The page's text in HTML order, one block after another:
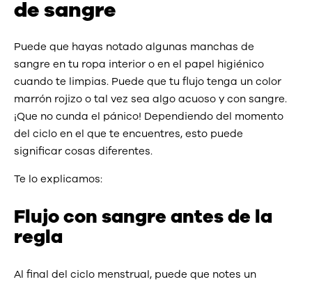
de sangre
Puede que hayas notado algunas manchas de
sangre en tu ropa interior o en el papel higiénico
cuando te limpias. Puede que tu flujo tenga un color
marrón rojizo o tal vez sea algo acuoso y con sangre.
¡Que no cunda el pánico! Dependiendo del momento
del ciclo en el que te encuentres, esto puede
significar cosas diferentes.
Te lo explicamos:
Flujo con sangre antes de la
regla
Al final del ciclo menstrual, puede que notes un